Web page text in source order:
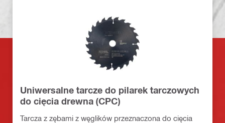
Uniwersalne tarcze do pilarek tarczowych
do cięcia drewna (CPC)
Tarcza z zębami z węglików przeznaczona do cięcia